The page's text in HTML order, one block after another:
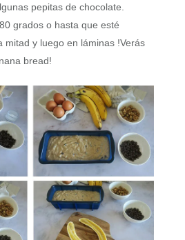
pepitas de chocolate.
grados o hasta que esté
mitad y luego en láminas !Verás
bread!